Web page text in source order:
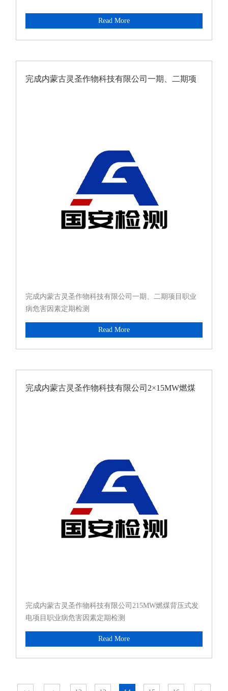
Read More
完成内蒙古灵圣作物科技有限公司一期、二期项
完成内蒙古灵圣作物科技有限公司一期、二期项目职业
病危害因素定期检测
Read More
完成内蒙古灵圣作物科技有限公司2×15MW燃煤
完成内蒙古灵圣作物科技有限公司215MW燃煤背压式发
电项目职业病危害因素定期检测
Read More